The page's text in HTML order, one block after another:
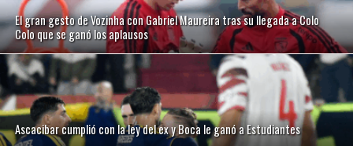
El gran gesto de Vozinha con Gabriel Maureira tras su llegada a Colo
Colo que se ganó los aplausos
Ascacibar cumplió con la ley del ex y Boca le ganó a Estudiantes